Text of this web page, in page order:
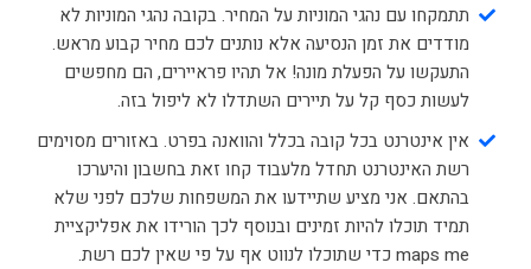
תתמקחו עם נהגי המוניות על המחיר. בקובה נהגי המוניות לא
מודדים את זמן הנסיעה אלא נותנים לכם מחיר קבוע מראש.
התעקשו על הפעלת מונה! אל תהיו פראיירים, הם מחפשים
לעשות כסף קל על תיירים השתדלו לא ליפול בזה.
אין אינטרנט בכל קובה בכלל והוואנה בפרט. באזורים מסוימים
רשת האינטרנט תחדל מלעבוד קחו זאת בחשבון והיערכו
בהתאם. אני מציע שתיידעו את המשפחות שלכם לפני שלא
תמיד תוכלו להיות זמינים ובנוסף לכך הורידו את אפליקציית
maps me כדי שתוכלו לנווט אף על פי שאין לכם רשת.